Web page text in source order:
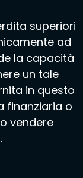
superiori
ad
la capacità
un tale
in questo
finanziaria o
vendere